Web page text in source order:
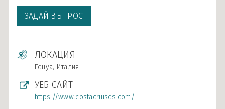
ЗАДАЙ ВЪПРОС
ЛОКАЦИЯ
Генуа, Италия
УЕБ САЙТ
https://www.costacruises.com/